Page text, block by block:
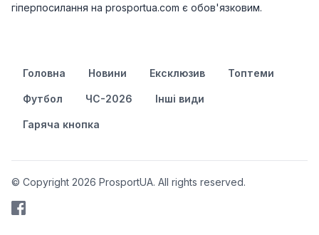
гіперпосилання на prosportua.com є обов'язковим.
Головна Новини Ексклюзив Топтеми
Футбол ЧС-2026 Інші види
Гаряча кнопка
© Copyright 2026 ProsportUA. All rights reserved.